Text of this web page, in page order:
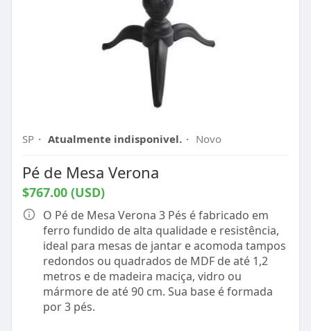
SP · Atualmente indisponivel. · Novo
Pé de Mesa Verona
$767.00 (USD)
O Pé de Mesa Verona 3 Pés é fabricado em
ferro fundido de alta qualidade e resistência,
ideal para mesas de jantar e acomoda tampos
redondos ou quadrados de MDF de até 1,2
metros e de madeira maciça, vidro ou
mármore de até 90 cm. Sua base é formada
por 3 pés.